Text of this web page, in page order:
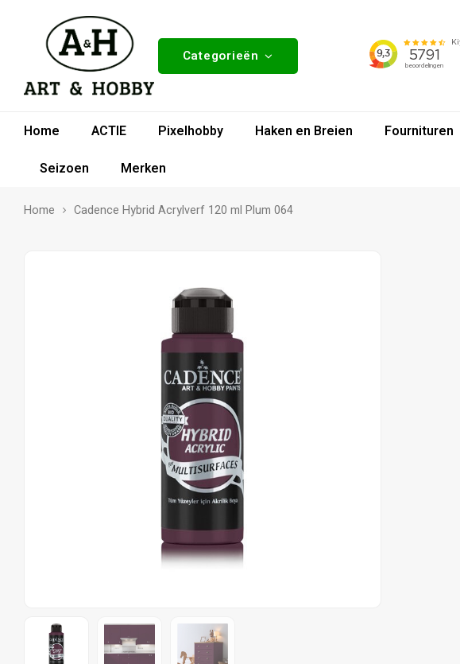
Categorieën
Home ACTIE Pixelhobby Haken en Breien Fournituren
Seizoen
Merken
Home Cadence Hybrid Acrylverf 120 ml Plum 064